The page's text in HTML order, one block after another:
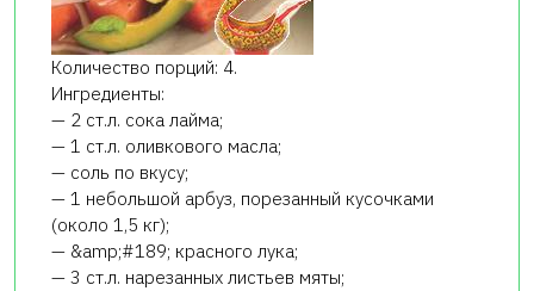
Количество порций: 4.
Ингредиенты:
— 2 ст.л. сока лайма;
— 1 ст.л. оливкового масла;
— соль по вкусу;
— 1 небольшой арбуз, порезанный кусочками
(около 1,5 кг);
— &amp;#189; красного лука;
— 3 ст.л. нарезанных листьев мяты;